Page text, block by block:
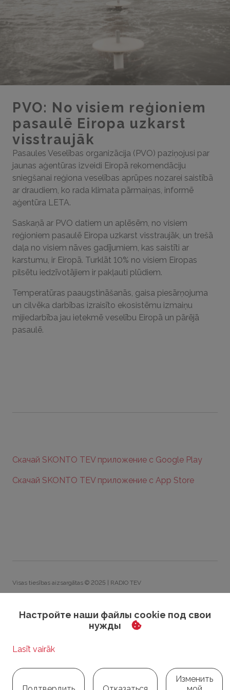
PVO: No visiem reģioniem
pasaulē Eiropa uzkarst
visstraujāk
Pasaules Veselības organizācija (PVO) paziņojusi par
jaunas aģentūras izveidi Eiropā rekomendāciju
sniegšanai reģiona veselības aprūpes nozarei saistībā
ar draudiem, ko rada klimata pārmaiņas, informē
aģentūra LETA.
Saskaņā ar PVO datiem un aplēsēm, no visiem
reģioniem pasaulē Eiropa uzkarst visstraujāk, un trešā
daļa no visiem nāves gadījumiem, kas saistīti ar
karstumu, ir Eiropā. Turklāt 10% no visiem Eiropas
pilsētu iedzīvotājiem ir pakļauti plūdiem.
Temperatūras paaugstināšanās, gaisa piesārņojuma
un cilvēka darbības izraisīto ekosistēmu izmaiņu
mijiedarbība jau ietekmē veselību Eiropā un pārējā
pasaulē.
Скачай SKONTO TEV приложение с Google Play
Скачай SKONTO TEV приложение с App Store
Visas tiesības aizsargātas © 2025 | RADIO TEV
Политика обработки персональных данных
Настройки cookie
Настройте наши файлы cookie под свои
нужды
Изменить